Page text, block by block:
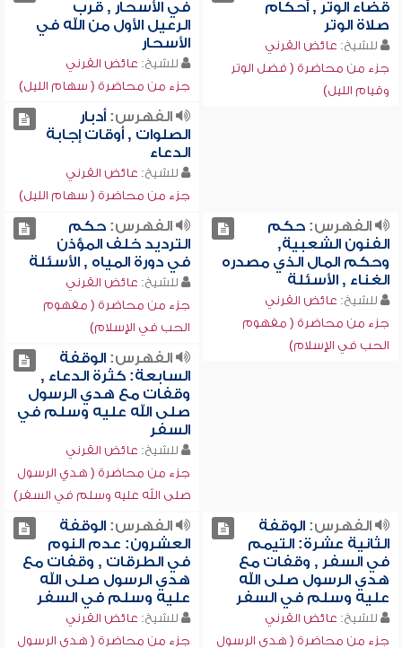
قضاء الوتر , أحكام
صلاة الوتر
للشيخ: عائض القرني
جزء من محاضرة ( فضل الوتر
وقيام الليل)
في الأسحار , قرب
الرعيل الأول من الله في
الأسحار
للشيخ: عائض القرني
جزء من محاضرة ( سهام الليل)
الفهرس:أدبار
الصلوات , أوقات إجابة
الدعاء
للشيخ: عائض القرني
جزء من محاضرة ( سهام الليل)
الفهرس:حكم
الفنون الشعبية,
وحكم المال الذي مصدره
الغناء , الأسئلة
للشيخ: عائض القرني
جزء من محاضرة ( مفهوم
الحب في الإسلام)
الفهرس:حكم
الترديد خلف المؤذن
في دورة المياه , الأسئلة
للشيخ: عائض القرني
جزء من محاضرة ( مفهوم
الحب في الإسلام)
الفهرس:الوقفة
السابعة: كثرة الدعاء ,
وقفات مع هدي الرسول
صلى الله عليه وسلم في
السفر
للشيخ: عائض القرني
جزء من محاضرة ( هدي الرسول
صلى الله عليه وسلم في السفر)
الفهرس:الوقفة
الثانية عشرة: التيمم
في السفر , وقفات مع
هدي الرسول صلى الله
عليه وسلم في السفر
للشيخ: عائض القرني
جزء من محاضرة ( هدي الرسول
الفهرس:الوقفة
العشرون: عدم النوم
في الطرقات , وقفات مع
هدي الرسول صلى الله
عليه وسلم في السفر
للشيخ: عائض القرني
جزء من محاضرة ( هدي الرسول